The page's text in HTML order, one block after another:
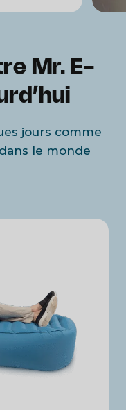
Mr. E-
jours comme
le monde